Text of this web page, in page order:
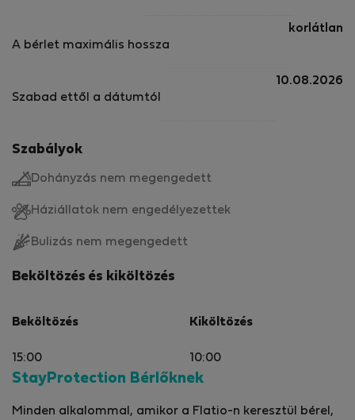
A bérlet maximális hossza
korlátlan
Szabad ettől a dátumtól
10.08.2026
Szabályok
Dohányzás nem megengedett
Háziállatok nem engedélyezettek
Bulizás nem megengedett
Beköltözés és kiköltözés
Beköltözés
15:00
Kiköltözés
10:00
StayProtection Bérlőknek
Minden alkalommal, amikor a Flatio-n keresztül bérel,